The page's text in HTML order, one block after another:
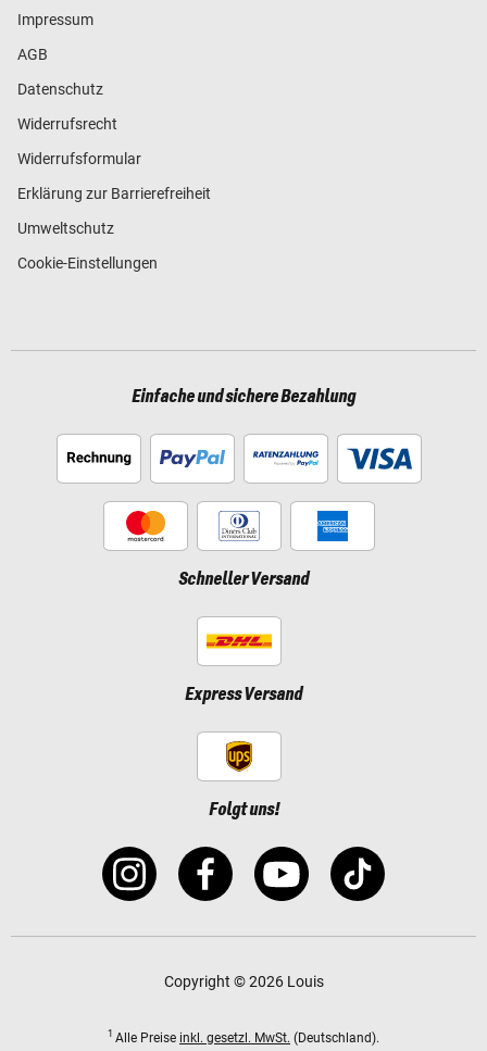
Impressum
AGB
Datenschutz
Widerrufsrecht
Widerrufsformular
Erklärung zur Barrierefreiheit
Umweltschutz
Cookie-Einstellungen
Einfache und sichere Bezahlung
Schneller Versand
Express Versand
Folgt uns!
Copyright © 2026 Louis
1 Alle Preise inkl. gesetzl. MwSt. (Deutschland).